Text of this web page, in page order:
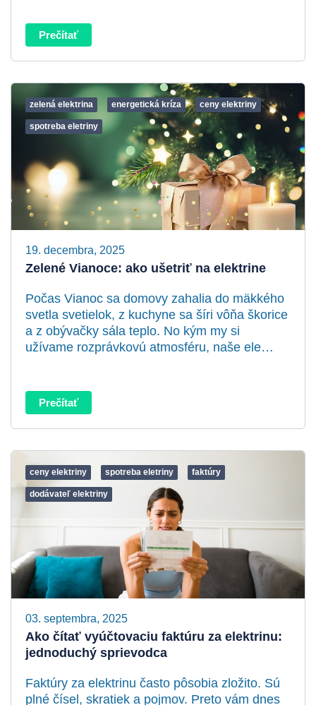
Prečítať
zelená elektrina energetická kríza ceny elektriny
spotreba eletriny
19. decembra, 2025
Zelené Vianoce: ako ušetriť na elektrine
Počas Vianoc sa domovy zahalia do mäkkého
svetla svetielok, z kuchyne sa šíri vôňa škorice
a z obývačky sála teplo. No kým my si
užívame rozprávkovú atmosféru, naše ele…
Prečítať
ceny elektriny spotreba eletriny faktúry
dodávateľ elektriny
03. septembra, 2025
Ako čítať vyúčtovaciu faktúru za elektrinu:
jednoduchý sprievodca
Faktúry za elektrinu často pôsobia zložito. Sú
plné čísel, skratiek a pojmov. Preto vám dnes